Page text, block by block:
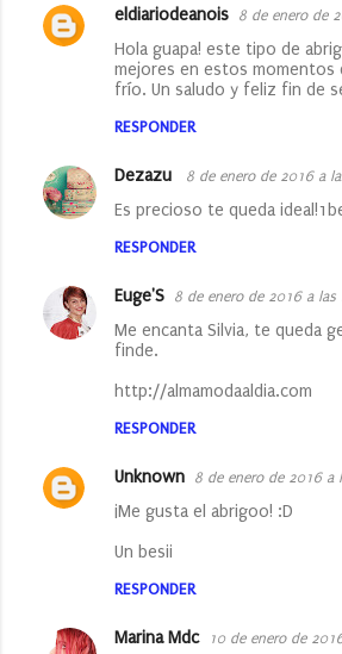
eldiariodeanois 8 de enero de
Hola guapa! este tipo de
mejores en estos momentos
frío. Un saludo y feliz fin de
RESPONDER
Dezazu 8 de enero de 2016 a
Es precioso te queda
RESPONDER
Euge'S 8 de enero de 2016 a las
Me encanta Silvia, te queda
finde.
http://almamodaaldia.com
RESPONDER
Unknown 8 de enero de 2016 a
¡Me gusta el abrigoo! :D
Un besii
RESPONDER
Marina Mdc 10 de enero de